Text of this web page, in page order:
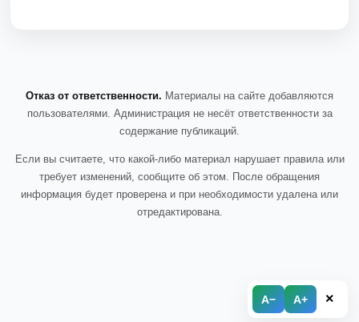
A− A+ ×
Отказ от ответственности. Материалы на сайте добавляются
пользователями. Администрация не несёт ответственности за
содержание публикаций.
Если вы считаете, что какой-либо материал нарушает правила или
требует изменений, сообщите об этом. После обращения
информация будет проверена и при необходимости удалена или
отредактирована.